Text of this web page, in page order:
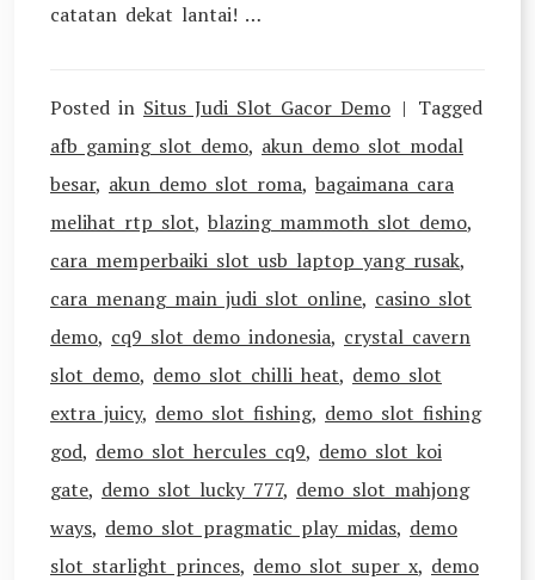
catatan dekat lantai! …
Posted in Situs Judi Slot Gacor Demo
Tagged
afb gaming slot demo, akun demo slot modal
besar, akun demo slot roma, bagaimana cara
melihat rtp slot, blazing mammoth slot demo,
cara memperbaiki slot usb laptop yang rusak,
cara menang main judi slot online, casino slot
demo, cq9 slot demo indonesia, crystal cavern
slot demo, demo slot chilli heat, demo slot
extra juicy, demo slot fishing, demo slot fishing
god, demo slot hercules cq9, demo slot koi
gate, demo slot lucky 777, demo slot mahjong
ways, demo slot pragmatic play midas, demo
slot starlight princes, demo slot super x, demo